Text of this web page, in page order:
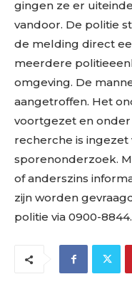
gingen ze er
vandoor. De politie
de melding direct
meerdere
omgeving. De
aangetroffen. Het
voortgezet en
recherche is
sporenonderzoek.
of anderszins
zijn worden
politie via 0900-8844.